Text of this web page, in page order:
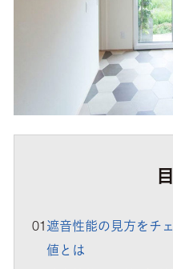
01 遮音性能の見方をチ
値とは